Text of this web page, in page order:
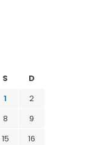
S
D
1
2
8
9
15
16